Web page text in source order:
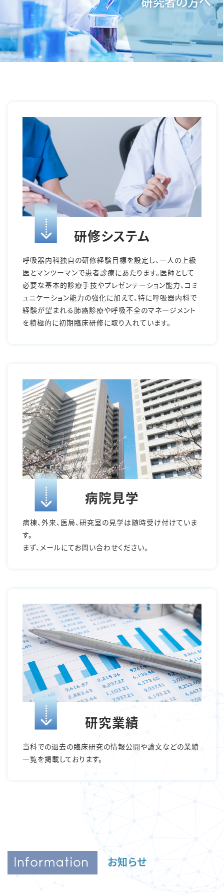
研修システム
呼吸器内科独自の研修経験目標を設定し、一人の上級
医とマンツーマンで患者診療にあたります。医師として
必要な基本的診療手技やプレゼンテーション能力、コミ
ュニケーション能力の強化に加えて、特に呼吸器内科で
経験が望まれる肺癌診療や呼吸不全のマネージメント
を積極的に初期臨床研修に取り入れています。
病院見学
病棟、外来、医局、研究室の見学は随時受け付けていま
す。
まず、メールにてお問い合わせください。
研究業績
当科での過去の臨床研究の情報公開や論文などの業績
一覧を掲載しております。
お知らせ